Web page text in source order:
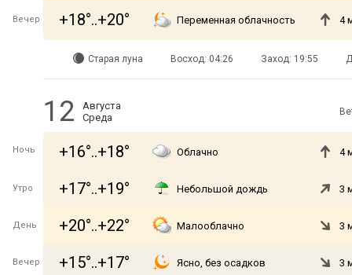
Вечер +18°..+20° Переменная облачность 4
Старая луна Восход: 04:26 Заход: 19:55
12
Августа
Среда
Ночь +16°..+18° Облачно 4
Утро +17°..+19° Небольшой дождь 3
День +20°..+22° Малооблачно 3
Вечер +15°..+17° Ясно, без осадков 3